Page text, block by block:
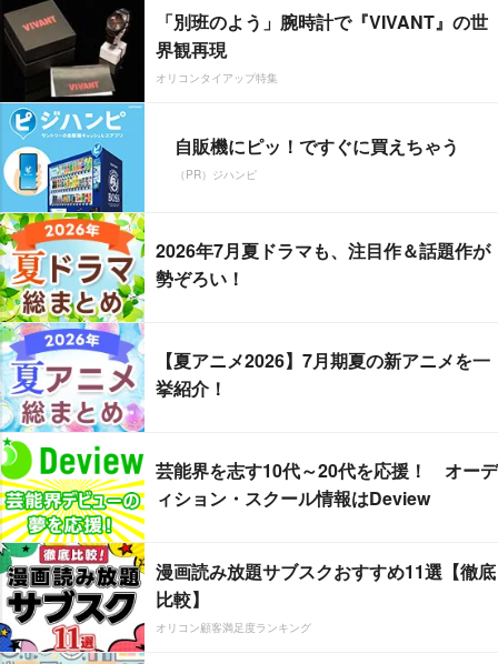
「別班のよう」腕時計で『VIVANT』の世
界観再現
オリコンタイアップ特集
自販機にピッ！ですぐに買えちゃう
（PR）ジハンピ
2026年7月夏ドラマも、注目作＆話題作が
勢ぞろい！
【夏アニメ2026】7月期夏の新アニメを一
挙紹介！
芸能界を志す10代～20代を応援！ オーデ
ィション・スクール情報はDeview
漫画読み放題サブスクおすすめ11選【徹底
比較】
オリコン顧客満足度ランキング